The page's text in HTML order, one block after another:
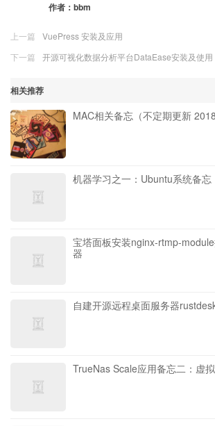
作者： bbm
上一篇
VuePress 安装及应用
下一篇
开源可视化数据分析平台DataEase安装及使用
相关推荐
MAC相关备忘（不定期更新
机器学习之一：Ubuntu系统备忘
宝塔面板安装nginx-rtmp-
器
自建开源远程桌面服务器
TrueNas Scale应用备忘二：虚